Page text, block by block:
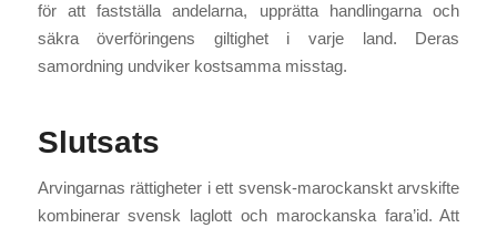
för att fastställa andelarna, upprätta handlingarna och
säkra överföringens giltighet i varje land. Deras
samordning undviker kostsamma misstag.
Slutsats
Arvingarnas rättigheter i ett svensk-marockanskt arvskifte
kombinerar svensk laglott och marockanska fara’id. Att